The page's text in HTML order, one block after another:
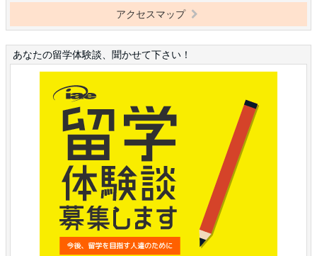
アクセスマップ
あなたの留学体験談、聞かせて下さい！